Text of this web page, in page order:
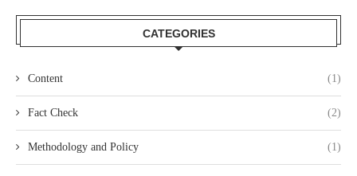
CATEGORIES
Content (1)
Fact Check (2)
Methodology and Policy (1)